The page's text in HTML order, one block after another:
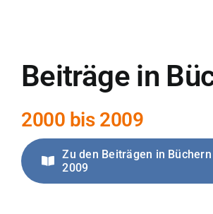
Beiträge in
2000 bis 2009
Zu den Beiträgen in
2009